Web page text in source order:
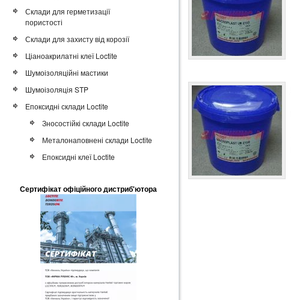
Склади для герметизації
пористості
Склади для захисту від корозії
Ціаноакрилатні клеї Loctite
Шумоізоляційні мастики
Шумоізоляція STP
Епоксидні склади Loctite
Зносостійкі склади Loctite
Металонаповнені склади Loctite
Епоксидні клеї Loctite
Сертифікат офіційного дистриб'ютора